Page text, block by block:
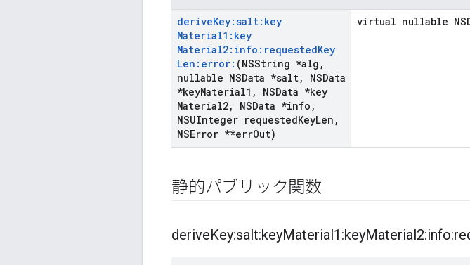
deriveKey:salt:key
Material1:key
Material2:info:requestedKey
Len:error: (NSString *alg ,
nullable NSData *salt,
NSData
*keyMaterial1 ,
NSData *key
Material2, NSData *info ,
NSUInteger requestedKeyLen ,
NSError **errOut)
virtual nullable
静的パブリック関数
deriveKey:salt:keyMaterial1:key